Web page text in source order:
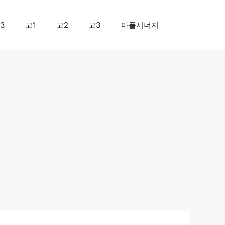
고1 고2 고3 마플시너지